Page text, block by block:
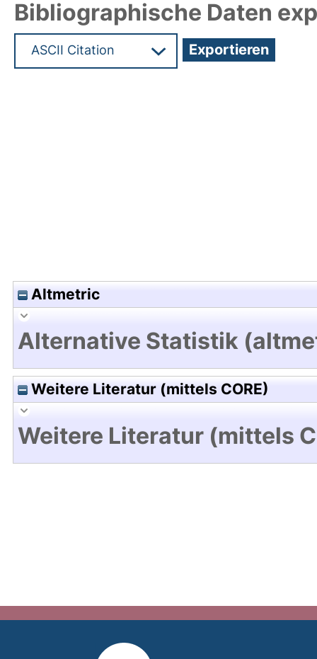
Bibliographische Daten
Altmetric
Alternative Statistik
Weitere Literatur (mittels CORE)
Weitere Literatur (mittels